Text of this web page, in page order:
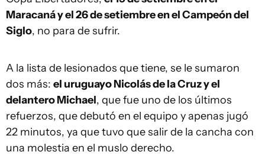
Maracaná y el 26 de setiembre en el Campeón del
Siglo, no para de sufrir.
A la lista de lesionados que tiene, se le sumaron
dos más: el uruguayo Nicolás de la Cruz y el
delantero Michael, que fue uno de los últimos
refuerzos, que debutó en el equipo y apenas jugó
22 minutos, ya que tuvo que salir de la cancha con
una molestia en el muslo derecho.